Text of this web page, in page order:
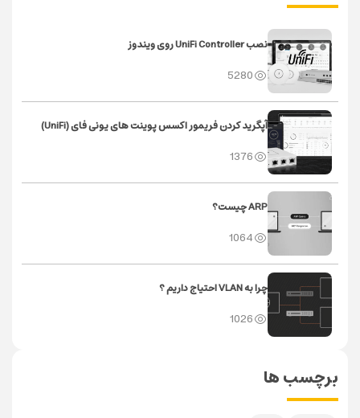
نصب UniFi Controller روی ویندوز
5280
آپگرید کردن فریمور اکسس پوینت های یونی فای (UniFi)
1376
ARP چیست؟
1064
چرا به VLAN احتیاج داریم ؟
1026
برچسب ها